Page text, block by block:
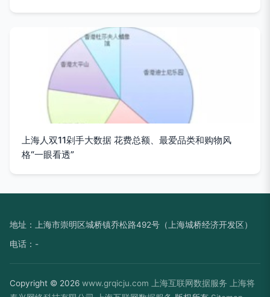
上海人双11剁手大数据 花费总额、最爱品类和购物风
格“一眼看透”
地址：上海市崇明区城桥镇乔松路492号（上海城桥经济开发区）
电话：-
Copyright © 2026 www.grqicju.com 上海互联网数据服务
上海将